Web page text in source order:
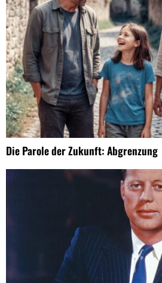
Die Parole der Zukunft: Abgrenzung